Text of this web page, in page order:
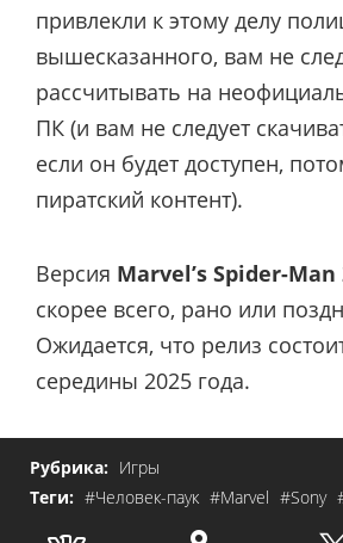
привлекли к этому делу
вышесказанного, вам не
рассчитывать на
ПК (и вам не следует
если он будет доступен,
пиратский контент).
Версия Marvel’s Spider-Man
скорее всего, рано или
Ожидается, что релиз
середины 2025 года.
Рубрика: Игры
Теги: #Человек-паук #Marvel #Sony